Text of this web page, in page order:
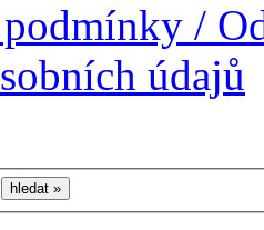
/
údajů